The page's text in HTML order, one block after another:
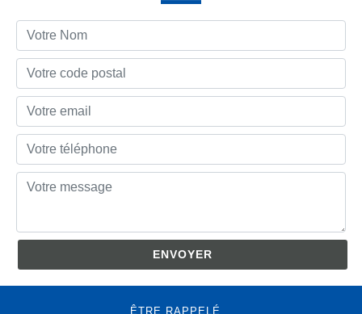
ÊTRE RAPPELÉ